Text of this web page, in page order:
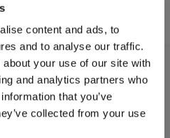
content and ads, to
and to analyse our traffic.
your use of our site with
and analytics partners who
that you’ve
collected from your use